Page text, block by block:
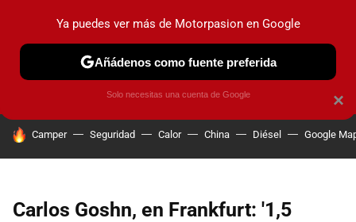
PRUEBAS COCHES ELÉCTRICOS OBSERVATORIO
HOY SE HABLA DE
Camper Seguridad Calor China Diésel Google
Carlos Goshn, en Frankfurt: '1,5
×
Ya puedes ver más de Motorpasion en Google
Añádenos como fuente preferida
Solo necesitas una cuenta de Google